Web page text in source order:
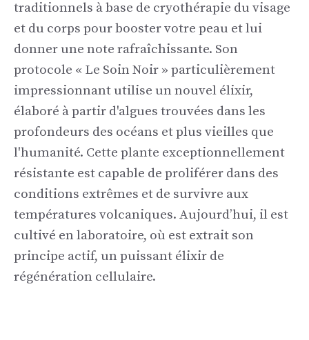
traditionnels à base de cryothérapie du visage
et du corps pour booster votre peau et lui
donner une note rafraîchissante. Son
protocole « Le Soin Noir » particulièrement
impressionnant utilise un nouvel élixir,
élaboré à partir d'algues trouvées dans les
profondeurs des océans et plus vieilles que
l'humanité. Cette plante exceptionnellement
résistante est capable de proliférer dans des
conditions extrêmes et de survivre aux
températures volcaniques. Aujourd’hui, il est
cultivé en laboratoire, où est extrait son
principe actif, un puissant élixir de
régénération cellulaire.